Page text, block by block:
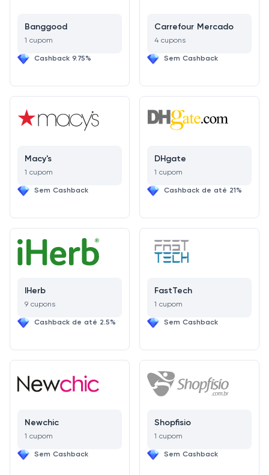
Banggood
1 cupom
Cashback 9.75%
Carrefour Mercado
4 cupons
Sem Cashback
Macy's
1 cupom
Sem Cashback
DHgate
1 cupom
Cashback de até 21%
IHerb
9 cupons
Cashback de até 2.5%
FastTech
1 cupom
Sem Cashback
Newchic
1 cupom
Sem Cashback
Shopfisio
1 cupom
Sem Cashback